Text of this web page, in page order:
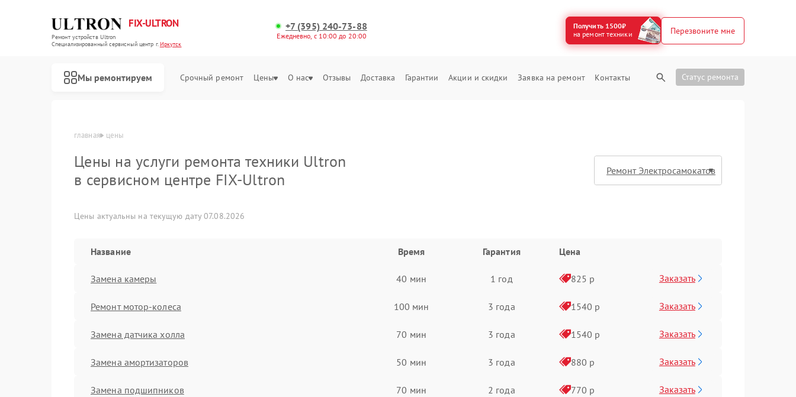
FIX-ULTRON
Ремонт устройств Ultron
Специализированный cервисный центр г.Иркутск
+7 (395) 240-73-88
Ежедневно, с 10:00 до 20:00
Получить 1500₽
на ремонт техники
Перезвоните мне
Мы ремонтируем Срочный ремонт Цены О нас Отзывы Доставка Гарантии Акции и скидки Заявка на ремонт Контакты Статус ремонта
главная цены
Цены на услуги ремонта техники Ultron
в сервисном центре FIX-Ultron
Цены актуальны на текущую дату 07.08.2026
Название Время Гарантия Цена
Замена камеры 40 мин 1 год 825 р Заказать
Ремонт мотор-колеса 100 мин 3 года 1540 р Заказать
Замена датчика холла 70 мин 3 года 1540 р Заказать
Замена амортизаторов 50 мин 3 года 880 р Заказать
Замена подшипников 70 мин 2 года 770 р Заказать